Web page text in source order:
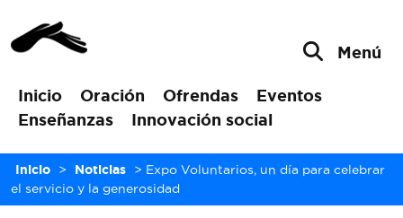
Inicio Oración Ofrendas
Eventos
Enseñanzas
Innovación social
Menú
Inicio > Noticias > Expo Voluntarios, un día para celebrar
el servicio y la generosidad